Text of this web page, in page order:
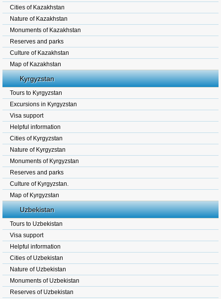
Cities of Kazakhstan
Nature of Kazakhstan
Monuments of Kazakhstan
Reserves and parks
Culture of Kazakhstan
Map of Kazakhstan
Kyrgyzstan
Tours to Kyrgyzstan
Excursions in Kyrgyzstan
Visa support
Helpful information
Cities of Kyrgyzstan
Nature of Kyrgyzstan
Monuments of Kyrgyzstan
Reserves and parks
Culture of Kyrgyzstan.
Map of Kyrgyzstan
Uzbekistan
Tours to Uzbekistan
Visa support
Helpful information
Cities of Uzbekistan
Nature of Uzbekistan
Monuments of Uzbekistan
Reserves of Uzbekistan